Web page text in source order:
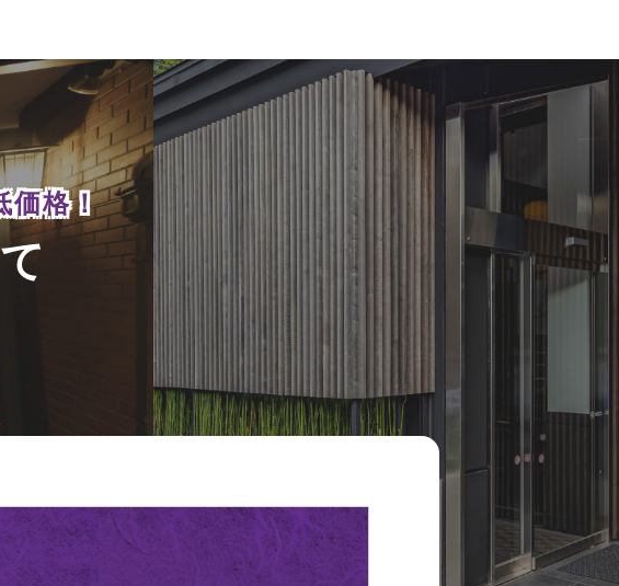
価格！